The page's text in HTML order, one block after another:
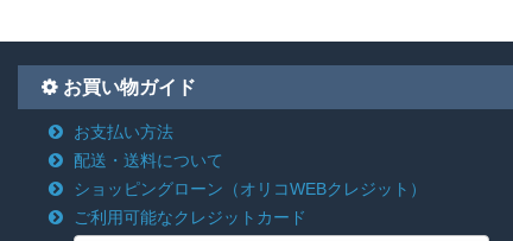
お買い物ガイド
お支払い方法
配送・送料について
ショッピングローン （オリコWEBクレジット）
ご利用可能なクレジットカード